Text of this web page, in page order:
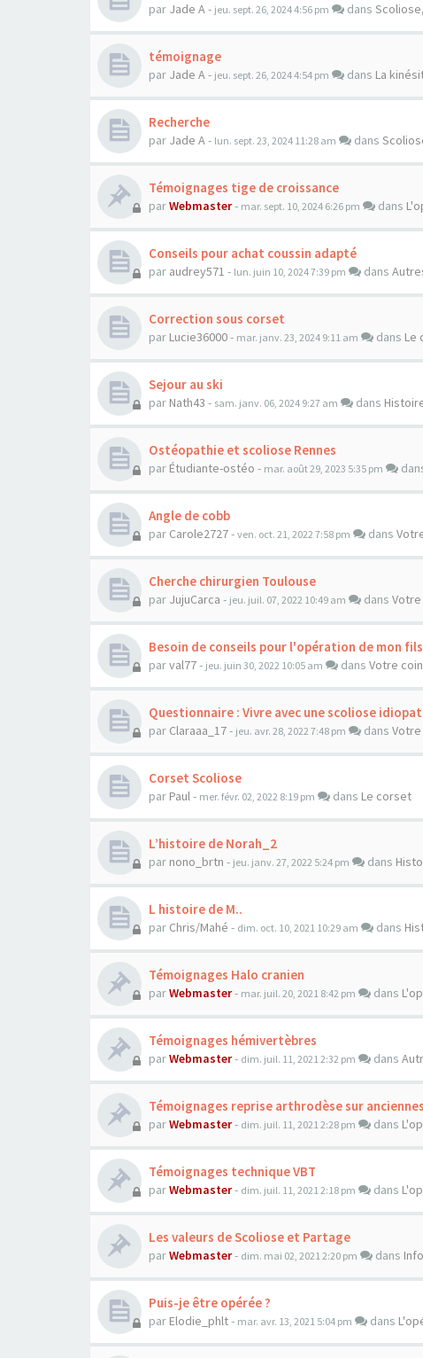
par Jade A- jeu. sept. 26, 2024 4:56 pm dans
témoignage
par Jade A- jeu. sept. 26, 2024 4:54 pm dans La
Recherche
par Jade A- lun. sept. 23, 2024 11:28 am dans
Témoignages tige de croissance
parWebmaster- mar. sept. 10, 2024 6:26 pm dans
Conseils pour achat coussin adapté
par audrey571 - lun. juin 10, 2024 7:39 pm dans
Correction sous corset
par Lucie36000- mar. janv. 23, 2024 9:11 am dans Le
Sejour au ski
par Nath43 - sam. janv. 06, 2024 9:27 am dans
Ostéopathie et scoliose Rennes
par Étudiante-ostéo - mar. août 29, 2023 5:35 pm
Angle de cobb
par Carole2727- ven. oct. 21, 2022 7:58 pm dans
Cherche chirurgien Toulouse
par JujuCarca - jeu. juil. 07, 2022 10:49 am dans
Besoin de conseils pour l'opération de mon
parval77- jeu. juin 30, 2022 10:05 am dans Votre coin
Questionnaire : Vivre avec une scoliose
par Claraaa_17- jeu. avr. 28, 2022 7:48 pm dans
Corset Scoliose
par Paul- mer. févr. 02, 2022 8:19 pm dans Le corset
L’histoire de Norah_2
par nono_brtn - jeu. janv. 27, 2022 5:24 pm dans
L histoire de M..
par Chris/Mahé - dim. oct. 10, 2021 10:29 am dans
Témoignages Halo cranien
parWebmaster- mar. juil. 20, 2021 8:42 pm dans
Témoignages hémivertèbres
parWebmaster- dim. juil. 11, 2021 2:32 pm dans
Témoignages reprise arthrodèse sur
parWebmaster- dim. juil. 11, 2021 2:28 pm dans
Témoignages technique VBT
parWebmaster- dim. juil. 11, 2021 2:18 pm dans
Les valeurs de Scoliose et Partage
parWebmaster- dim. mai 02, 2021 2:20 pm dans
Puis-je être opérée ?
par Elodie_phlt- mar. avr. 13, 2021 5:04 pm dans